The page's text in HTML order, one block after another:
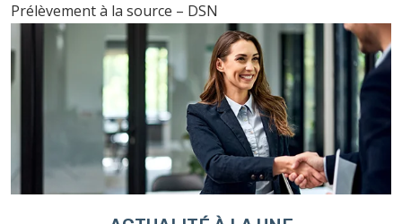
Prélèvement à la source – DSN